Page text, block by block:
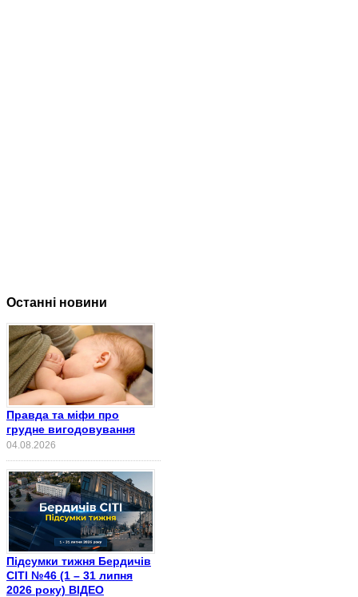
Останні новини
Правда та міфи про
грудне вигодовування
04.08.2026
Підсумки тижня Бердичів
СІТІ №46 (1 – 31 липня
2026 року) ВІДЕО